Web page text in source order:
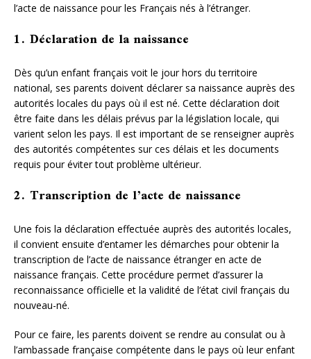
l’acte de naissance pour les Français nés à l’étranger.
1. Déclaration de la naissance
Dès qu’un enfant français voit le jour hors du territoire
national, ses parents doivent déclarer sa naissance auprès des
autorités locales du pays où il est né. Cette déclaration doit
être faite dans les délais prévus par la législation locale, qui
varient selon les pays. Il est important de se renseigner auprès
des autorités compétentes sur ces délais et les documents
requis pour éviter tout problème ultérieur.
2. Transcription de l’acte de naissance
Une fois la déclaration effectuée auprès des autorités locales,
il convient ensuite d’entamer les démarches pour obtenir la
transcription de l’acte de naissance étranger en acte de
naissance français. Cette procédure permet d’assurer la
reconnaissance officielle et la validité de l’état civil français du
nouveau-né.
Pour ce faire, les parents doivent se rendre au consulat ou à
l’ambassade française compétente dans le pays où leur enfant